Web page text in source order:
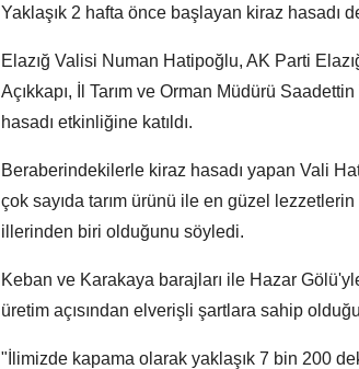
Yaklaşık 2 hafta önce başlayan kiraz hasadı
Elazığ Valisi Numan Hatipoğlu, AK Parti
Açıkkapı, İl Tarım ve Orman Müdürü
hasadı etkinliğine katıldı.
Beraberindekilerle kiraz hasadı yapan Vali
çok sayıda tarım ürünü ile en güzel
illerinden biri olduğunu söyledi.
Keban ve Karakaya barajları ile Hazar
üretim açısından elverişli şartlara sahip
"İlimizde kapama olarak yaklaşık 7 bin 200